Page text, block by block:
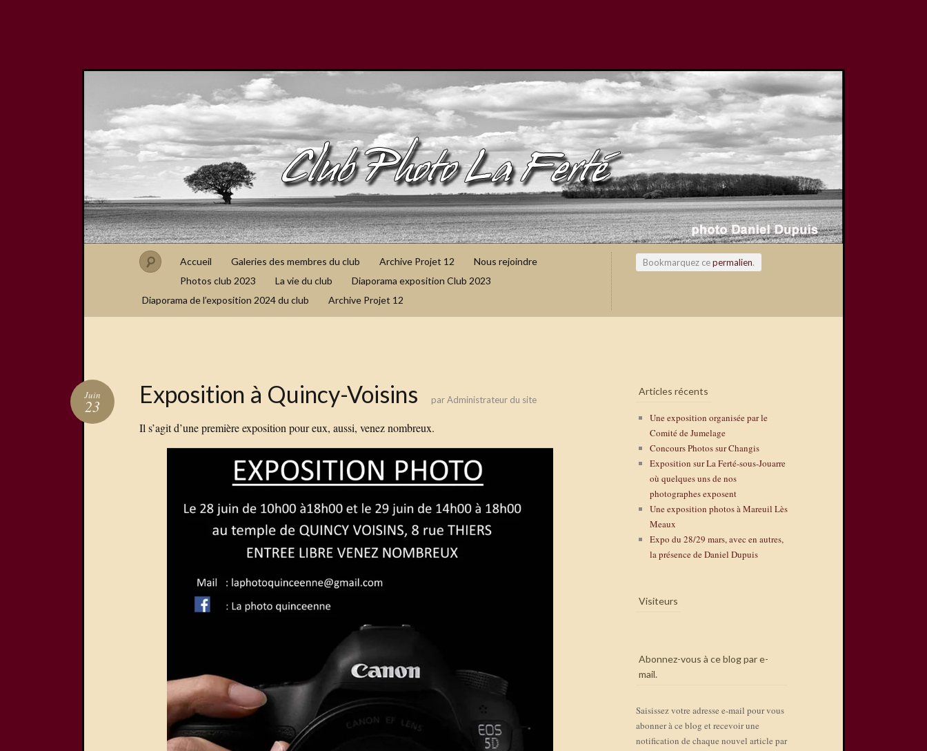
Accueil Galeries des membres du club Archive Projet 12
Nous rejoindre
Photos club 2023
La vie du club
Diaporama exposition Club 2023
Diaporama de l’exposition 2024 du club
Archive Projet 12
Bookmarquez cepermalien.
Exposition à Quincy-Voisins
Juin
23 parAdministrateur du site
Il s’agit d’une première exposition pour eux, aussi, venez nombreux.
Articles récents
Une exposition organisée par le
Comité de Jumelage
Concours Photos sur Changis
Exposition sur La Ferté-sous-Jouarre
où quelques uns de nos
photographes exposent
Une exposition photos à Mareuil Lès
Meaux
Expo du 28/29 mars, avec en autres,
la présence de Daniel Dupuis
Visiteurs
Abonnez-vous à ce blog par e-
mail.
Saisissez votre adresse e-mail pour vous
abonner à ce blog et recevoir une
notification de chaque nouvel article par